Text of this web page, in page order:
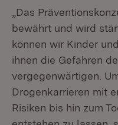
„Das
bewährt und wird
können wir Kinder
ihnen die Gefahren
vergegenwärtigen.
Drogenkarrieren mit
Risiken bis hin zum